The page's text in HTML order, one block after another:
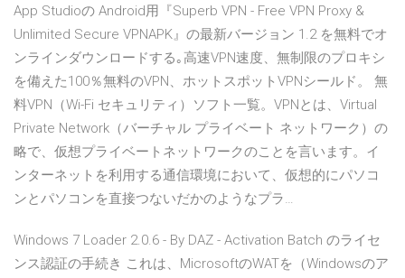
App Studioの Android用『Superb VPN - Free VPN Proxy &
Unlimited Secure VPNAPK』の最新バージョン 1.2 を無料でオ
ンラインダウンロードする｡高速VPN速度、無制限のプロキシ
を備えた100％無料のVPN、ホットスポットVPNシールド。 無
料VPN（Wi-Fi セキュリティ）ソフト一覧。VPNとは、Virtual
Private Network（バーチャル プライベート ネットワーク）の
略で、仮想プライベートネットワークのことを言います。イ
ンターネットを利用する通信環境において、仮想的にパソコ
ンとパソコンを直接つないだかのようなプラ…
Windows 7 Loader 2.0.6 - By DAZ - Activation Batch のライセ
ンス認証の手続き これは、MicrosoftのWATを（Windowsのア